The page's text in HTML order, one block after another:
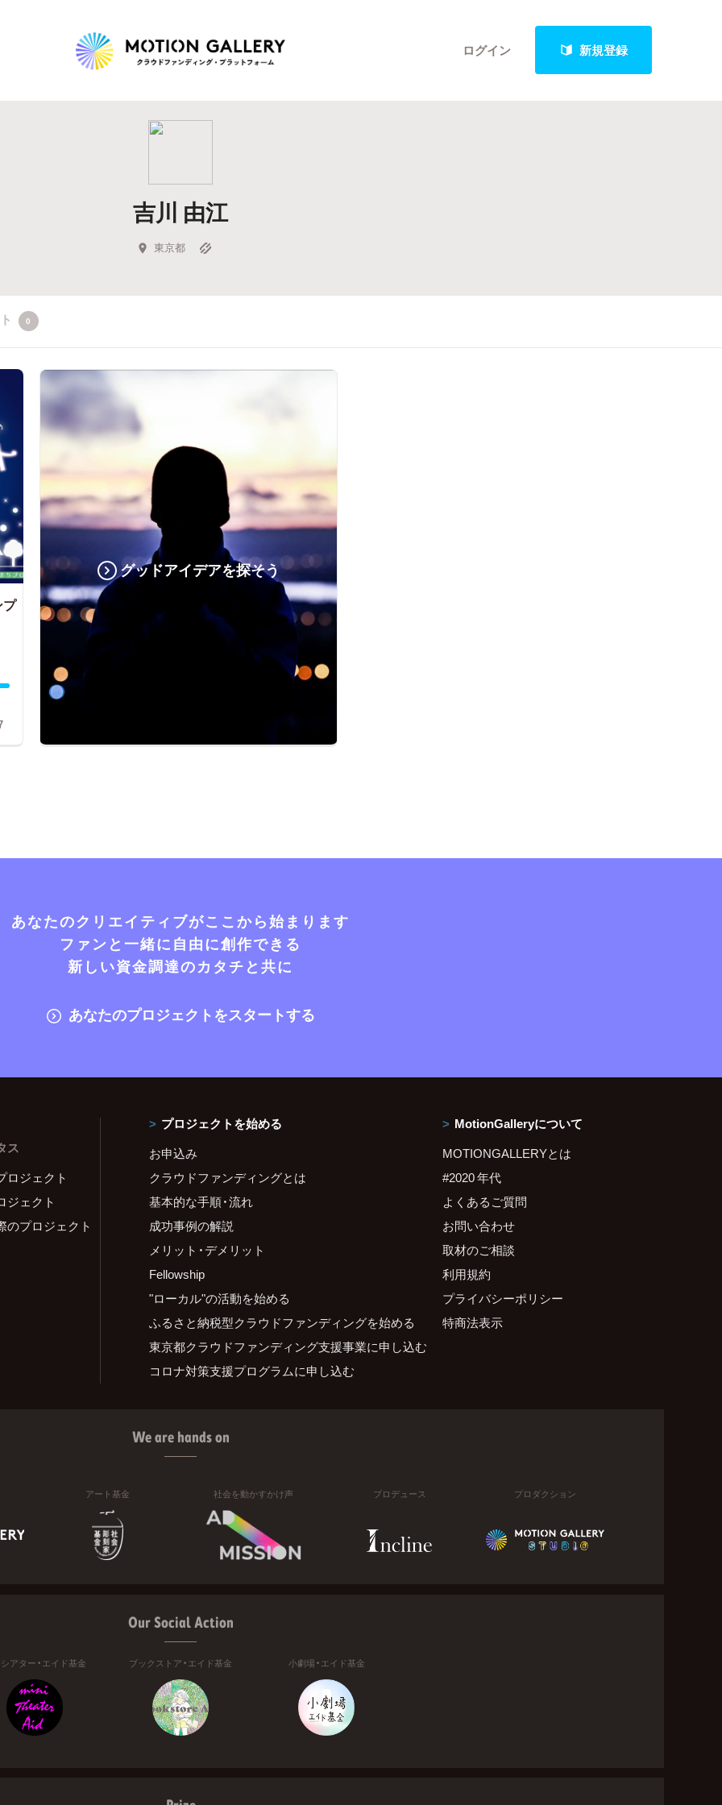
ログイン 新規登録
Highlight
Feature
キュレーターから探す
吉川 由江
東京都
0
グッドアイデアを探そう
あなたのクリエイティブがここから始まります
ファンと一緒に自由に創作できる
新しい資金調達のカタチと共に
あなたのプロジェクトをスタートする
ス
ロジェクト
ジェクト
のプロジェクト
プロジェクトを始める
お申込み
クラウドファンディングとは
基本的な手順・流れ
成功事例の解説
メリット・デメリット
Fellowship
"ローカル"の活動を始める
ふるさと納税型クラウドファンディングを始める
東京都クラウドファンディング支援事業に申し込む
コロナ対策支援プログラムに申し込む
MotionGalleryについて
MOTIONGALLERYとは
#2020 年代
よくあるご質問
お問い合わせ
取材のご相談
利用規約
プライバシーポリシー
特商法表示
We are hands on
アート基金 社会を動かすかけ声 プロデュース プロダクション
Our Social Action
アター・エイド基金 ブックストア・エイド基金 小劇場・エイド基金